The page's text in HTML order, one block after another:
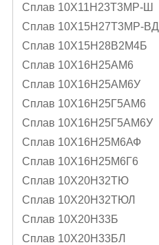
Сплав 10Х11Н23Т3МР-Ш
Сплав 10Х15Н27Т3МР-ВД
Сплав 10Х15Н28В2М4Б
Сплав 10Х16Н25АМ6
Сплав 10Х16Н25АМ6У
Сплав 10Х16Н25Г5АМ6
Сплав 10Х16Н25Г5АМ6У
Сплав 10Х16Н25М6АФ
Сплав 10Х16Н25М6Г6
Сплав 10Х20Н32ТЮ
Сплав 10Х20Н32ТЮЛ
Сплав 10Х20Н33Б
Сплав 10Х20Н33БЛ